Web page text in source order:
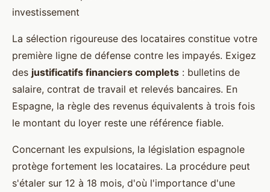
La sélection rigoureuse des locataires constitue votre
première ligne de défense contre les impayés. Exigez
des justificatifs financiers complets : bulletins de
salaire, contrat de travail et relevés bancaires. En
Espagne, la règle des revenus équivalents à trois fois
le montant du loyer reste une référence fiable.
Concernant les expulsions, la législation espagnole
protège fortement les locataires. La procédure peut
s'étaler sur 12 à 18 mois, d'où l'importance d'une